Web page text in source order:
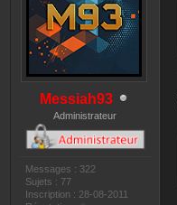
Messiah93
Administrateur
Messages : 322
Sujets : 77
Inscription : 28-08-2011